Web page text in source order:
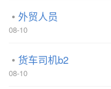
外贸人员
08-10
货车司机b2
08-10